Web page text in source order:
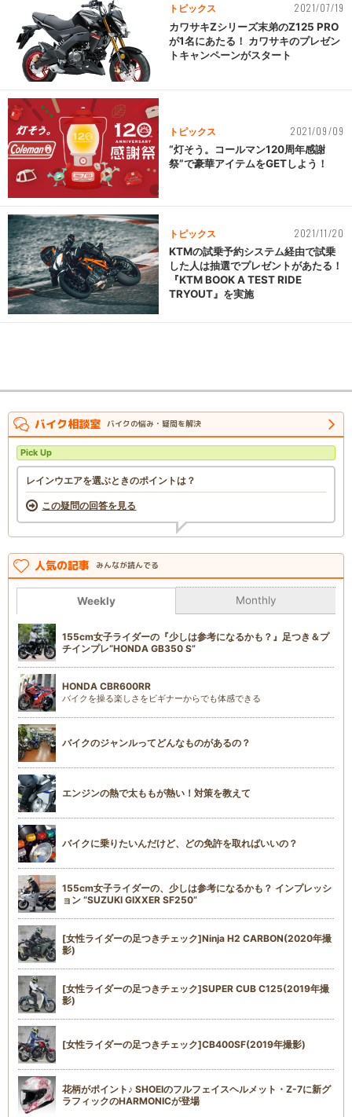
トピックス 2021/07/19
カワサキZシリーズ末弟のZ125 PRO
が1名にあたる！ カワサキのプレゼン
トキャンペーンがスタート
トピックス 2021/09/09
“灯そう。コールマン120周年感謝
祭”で豪華アイテムをGETしよう！
トピックス 2021/11/20
KTMの試乗予約システム経由で試乗
した人は抽選でプレゼントがあたる！
『KTM BOOK A TEST RIDE
TRYOUT』を実施
バイク相談室 バイクの悩み・疑問を解決
Pick Up
レインウエアを選ぶときのポイントは？
この疑問の回答を見る
人気の記事 みんなが読んでる
Weekly Monthly
155cm女子ライダーの『少しは参考になるかも？』足つき＆プ
チインプレ“HONDA GB350 S”
HONDA CBR600RR
バイクを操る楽しさをビギナーからでも体感できる
バイクのジャンルってどんなものがあるの？
エンジンの熱で太ももが熱い！対策を教えて
バイクに乗りたいんだけど、どの免許を取ればいいの？
155cm女子ライダーの、少しは参考になるかも？ インプレッシ
ョン “SUZUKI GIXXER SF250”
[女性ライダーの足つきチェック]Ninja H2 CARBON(2020年撮
影)
[女性ライダーの足つきチェック]SUPER CUB C125(2019年撮
影)
[女性ライダーの足つきチェック]CB400SF(2019年撮影)
花柄がポイント♪ SHOEIのフルフェイスヘルメット・Z-7に新グ
ラフィックのHARMONICが登場